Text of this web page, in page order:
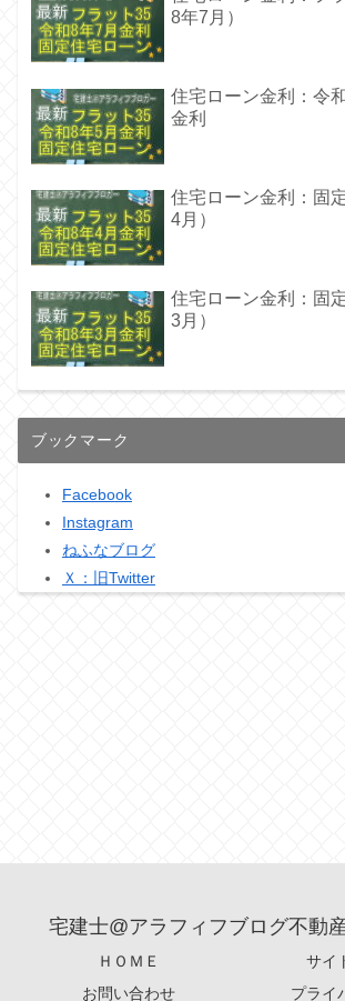
8年7月）
住宅ローン金利：令
金利
住宅ローン金利：固
4月）
住宅ローン金利：固
3月）
ブックマーク
Facebook
Instagram
ねふなブログ
Ｘ：旧Twitter
宅建士@アラフィフブログ不動
ＨＯＭＥ
サイ
お問い合わせ
プライ